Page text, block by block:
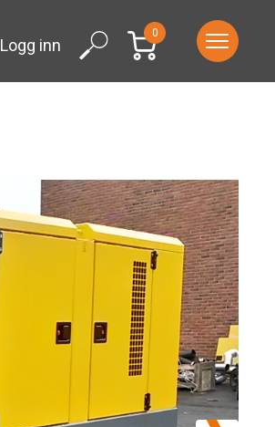
Logg inn Search
0